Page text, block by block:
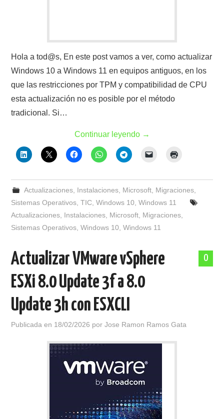
Hola a tod@s, En este post vamos a ver, como actualizar
Windows 10 a Windows 11 en equipos antiguos, en los
que las restricciones por TPM y compatibilidad de CPU
esta actualización no es posible por el método
tradicional. Si…
Continuar leyendo →
Actualizaciones, Instalaciones, Microsoft, Migraciones,
Sistemas Operativos ,TIC ,Windows 10 ,Windows 11
Actualizaciones Instalaciones Microsoft Migraciones
Sistemas Operativos ,Windows 10 ,Windows 11
0
Actualizar VMware vSphere
ESXi 8.0 Update 3f a 8.0
Update 3h con ESXCLI
Publicada en 18/02/2026 porJose Ramon Ramos Gata